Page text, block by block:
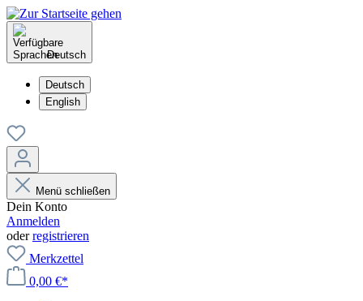
Deutsch
Deutsch
English
Menü schließen
Dein Konto
Anmelden
oderregistrieren
Merkzettel
0,00 €*